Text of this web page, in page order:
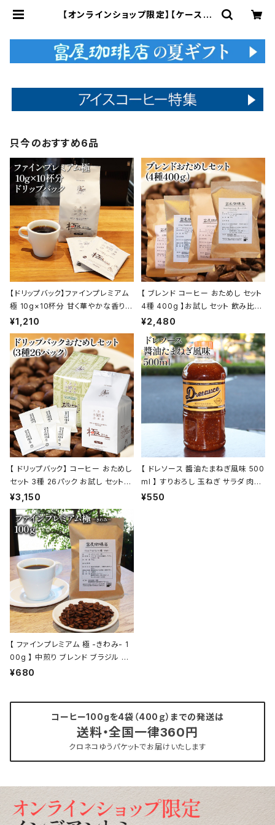
【オンラインショップ限定】【ケース販
大容量 コーヒー ドリップ インディア
ントミー レトロ | 富屋珈琲店
只今のおすすめ6品
【ドリップバック】ファインプレミアム
極 10g×10杯分 甘く華やかな香りと
コク トミヤコーヒー 通販 ホテル 旅
館
¥1,210
【 ブレンド コーヒー おためし セット
4種 400g 】お試し セット 飲み比べ
コーヒー トミヤコーヒー 通販
¥2,480
【 ドリップバック】 コーヒー おためし
セット 3種 26パック お試し セット
飲み比べ コーヒー トミヤコーヒー
通販
¥3,150
【 ドレソース 醬油たまねぎ風味 500
ml 】 すりおろし 玉ねぎ サラダ 肉料
理 ドレッシング 万能調味料 お肉の
¥550
【 ファインプレミアム 極 -きわみ- 1
00g 】 中煎り ブレンド ブラジル エ
チオピア他 ドリップ トミヤコーヒー
¥680
コーヒー100gを4袋（400ｇ）までの発送は
送料・全国一律360円
クロネコゆうパケットでお届けいたします